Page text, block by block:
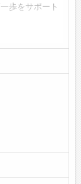
歩をサポート
客管理、アフ
好きで、地域
ートをさせて
ぜひ一度お